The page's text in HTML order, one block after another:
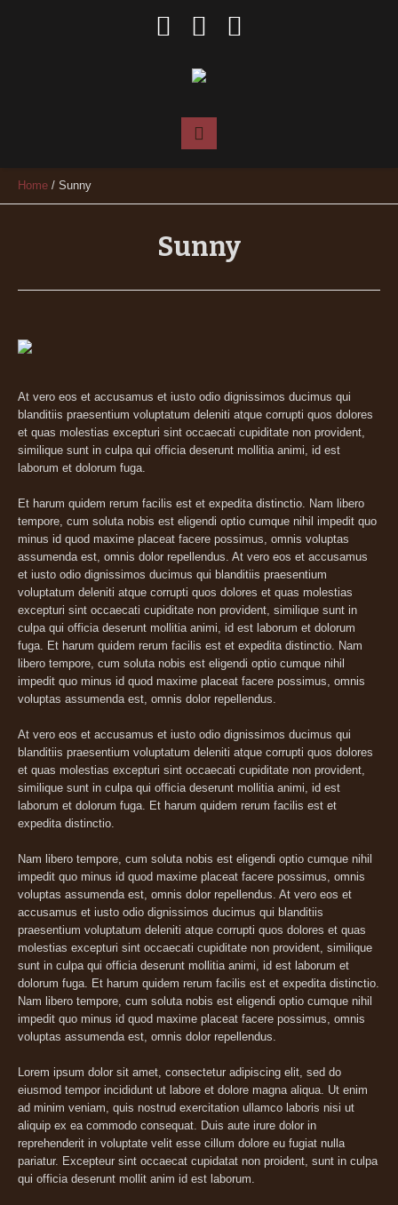
Home / Sunny
Sunny
At vero eos et accusamus et iusto odio dignissimos ducimus qui
blanditiis praesentium voluptatum deleniti atque corrupti quos dolores
et quas molestias excepturi sint occaecati cupiditate non provident,
similique sunt in culpa qui officia deserunt mollitia animi, id est
laborum et dolorum fuga.
Et harum quidem rerum facilis est et expedita distinctio. Nam libero
tempore, cum soluta nobis est eligendi optio cumque nihil impedit quo
minus id quod maxime placeat facere possimus, omnis voluptas
assumenda est, omnis dolor repellendus. At vero eos et accusamus
et iusto odio dignissimos ducimus qui blanditiis praesentium
voluptatum deleniti atque corrupti quos dolores et quas molestias
excepturi sint occaecati cupiditate non provident, similique sunt in
culpa qui officia deserunt mollitia animi, id est laborum et dolorum
fuga. Et harum quidem rerum facilis est et expedita distinctio. Nam
libero tempore, cum soluta nobis est eligendi optio cumque nihil
impedit quo minus id quod maxime placeat facere possimus, omnis
voluptas assumenda est, omnis dolor repellendus.
At vero eos et accusamus et iusto odio dignissimos ducimus qui
blanditiis praesentium voluptatum deleniti atque corrupti quos dolores
et quas molestias excepturi sint occaecati cupiditate non provident,
similique sunt in culpa qui officia deserunt mollitia animi, id est
laborum et dolorum fuga. Et harum quidem rerum facilis est et
expedita distinctio.
Nam libero tempore, cum soluta nobis est eligendi optio cumque nihil
impedit quo minus id quod maxime placeat facere possimus, omnis
voluptas assumenda est, omnis dolor repellendus. At vero eos et
accusamus et iusto odio dignissimos ducimus qui blanditiis
praesentium voluptatum deleniti atque corrupti quos dolores et quas
molestias excepturi sint occaecati cupiditate non provident, similique
sunt in culpa qui officia deserunt mollitia animi, id est laborum et
dolorum fuga. Et harum quidem rerum facilis est et expedita distinctio.
Nam libero tempore, cum soluta nobis est eligendi optio cumque nihil
impedit quo minus id quod maxime placeat facere possimus, omnis
voluptas assumenda est, omnis dolor repellendus.
Lorem ipsum dolor sit amet, consectetur adipiscing elit, sed do
eiusmod tempor incididunt ut labore et dolore magna aliqua. Ut enim
ad minim veniam, quis nostrud exercitation ullamco laboris nisi ut
aliquip ex ea commodo consequat. Duis aute irure dolor in
reprehenderit in voluptate velit esse cillum dolore eu fugiat nulla
pariatur. Excepteur sint occaecat cupidatat non proident, sunt in culpa
qui officia deserunt mollit anim id est laborum.